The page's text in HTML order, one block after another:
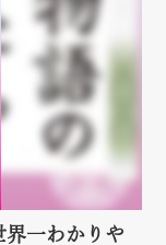
一わかりや